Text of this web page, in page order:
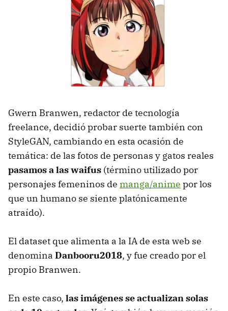
Gwern Branwen, redactor de tecnología
freelance, decidió probar suerte también con
StyleGAN, cambiando en esta ocasión de
temática: de las fotos de personas y gatos reales
pasamos a las waifus (término utilizado por
personajes femeninos de manga/anime por los
que un humano se siente platónicamente
atraído).
El dataset que alimenta a la IA de esta web se
denomina Danbooru2018, y fue creado por el
propio Branwen.
En este caso, las imágenes se actualizan solas